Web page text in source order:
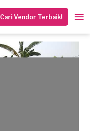
Cari Vendor Terbaik!